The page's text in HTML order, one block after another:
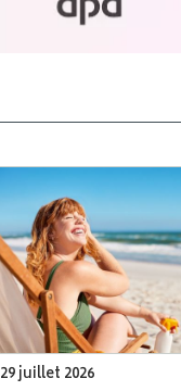
29 juillet 2026